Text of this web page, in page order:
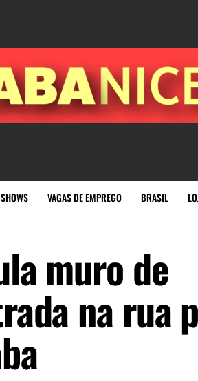
SHOWS VAGAS DE EMPREGO BRASIL
muro de
na rua